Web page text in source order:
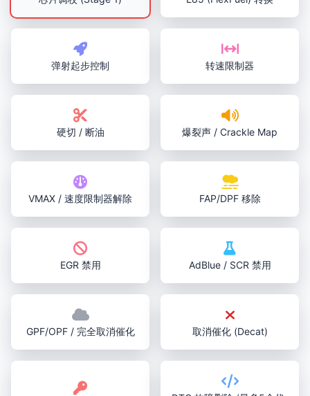
弹射起步控制 转速限制器
硬切 / 断油 爆裂声 / Crackle Map
VMAX / 速度限制器解除 FAP/DPF 移除
EGR 禁用 AdBlue / SCR 禁用
GPF/OPF / 完全取消催化 取消催化 (Decat)